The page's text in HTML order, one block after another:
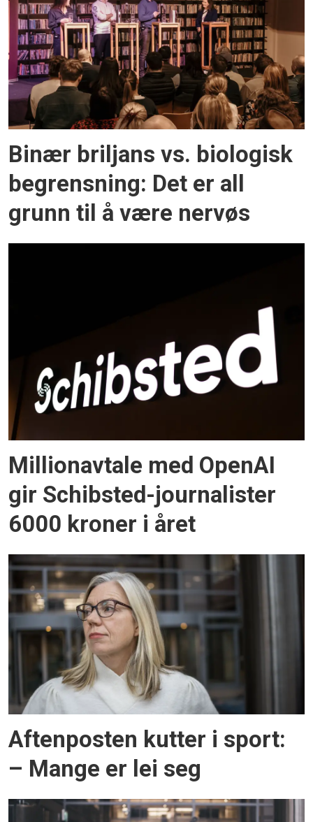
Binær briljans vs. biologisk
begrensning: Det er all
grunn til å være nervøs
Millionavtale med OpenAI
gir Schibsted-journalister
6000 kroner i året
Aftenposten kutter i sport:
– Mange er lei seg